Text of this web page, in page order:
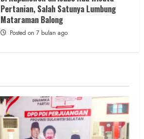
Pertanian, Salah Satunya Lumbung
Mataraman Balong
Posted on 7 bulan ago